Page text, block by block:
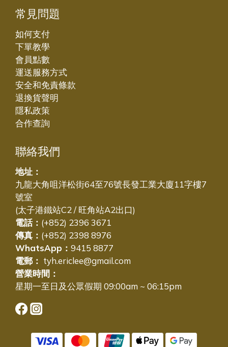
常見問題
如何支付
下單教學
會員點數
運送服務方式
安全和免責條款
退換貨聲明
隱私政策
合作查詢
聯絡我們
地址：
九龍大角咀洋松街64至76號長發工業大廈11字樓7
號室
(太子港鐵站C2 / 旺角站A2出口)
電話： (+852) 2396 3671
傳真： (+852) 2398 8976
WhatsApp： 9415 8877
電郵： tyh.ericlee@gmail.com
營業時間：
星期一至日及公眾假期 09:00am ~ 06:15pm